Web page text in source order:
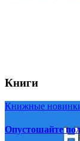
Книги
Книжные
Опустошайте